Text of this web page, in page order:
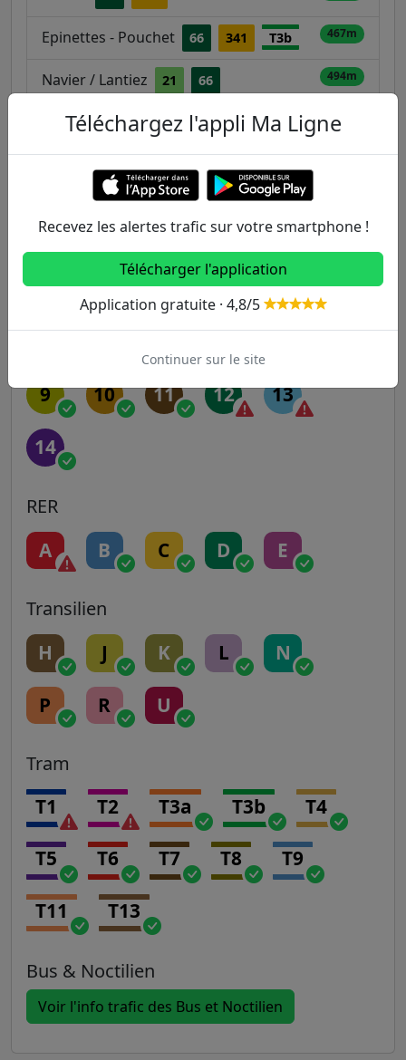
Epinettes - Pouchet 66 341 T3b 467m
Navier / Lantiez 21 66 494m
Curton 74 173 531m
Autres lignes
Metro
1 2 3 3B 4
9 10 11 12 13
14
RER
A B C D E
Transilien
H J K L N
P R U
Tram
T1 T2 T3a T3b T4
T5 T6 T7 T8 T9
T11 T13
Bus & Noctilien
Voir l'info trafic des Bus et Noctilien
Téléchargez l'appli Ma Ligne
Recevez les alertes trafic sur votre smartphone !
Télécharger l'application
Application gratuite · 4,8/5
Continuer sur le site